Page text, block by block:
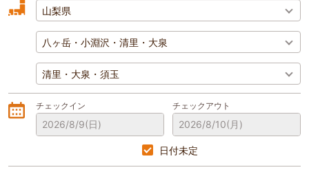
チェックイン
2026/8/9(日)
チェックアウト
2026/8/10(月)
日付未定